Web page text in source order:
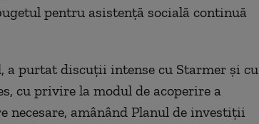
pentru asistenţă socială continuă
a purtat discuţii intense cu Starmer şi cu
cu privire la modul de acoperire a
amânând Planul de investiţii